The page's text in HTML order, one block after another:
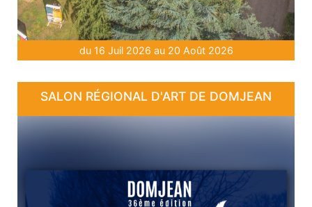
du 16 Juil 2026 au 20 Août 2026
SALON RÉGIONAL D'ART DE DOMJEAN